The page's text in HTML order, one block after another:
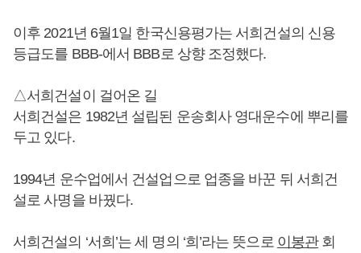
이후 2021년 6월1일 한국신용평가는 서희건설의 신용
등급도를 BBB-에서 BBB로 상향 조정했다.
△서희건설이 걸어온 길
서희건설은 1982년 설립된 운송회사 영대운수에 뿌리를
두고 있다.
1994년 운수업에서 건설업으로 업종을 바꾼 뒤 서희건
설로 사명을 바꿨다.
서희건설의 ‘서희’는 세 명의 ‘희’라는 뜻으로 이봉관회